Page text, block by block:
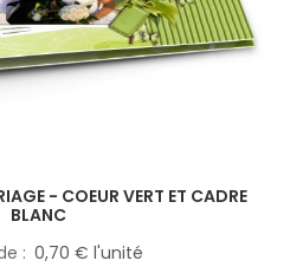
- COEUR VERT ET CADRE
BLANC
0,70 € l'unité